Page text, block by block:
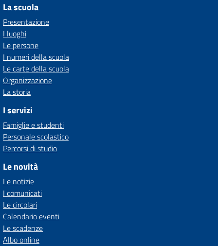
La scuola
Presentazione
I luoghi
Le persone
I numeri della scuola
Le carte della scuola
Organizzazione
La storia
I servizi
Famiglie e studenti
Personale scolastico
Percorsi di studio
Le novità
Le notizie
I comunicati
Le circolari
Calendario eventi
Le scadenze
Albo online